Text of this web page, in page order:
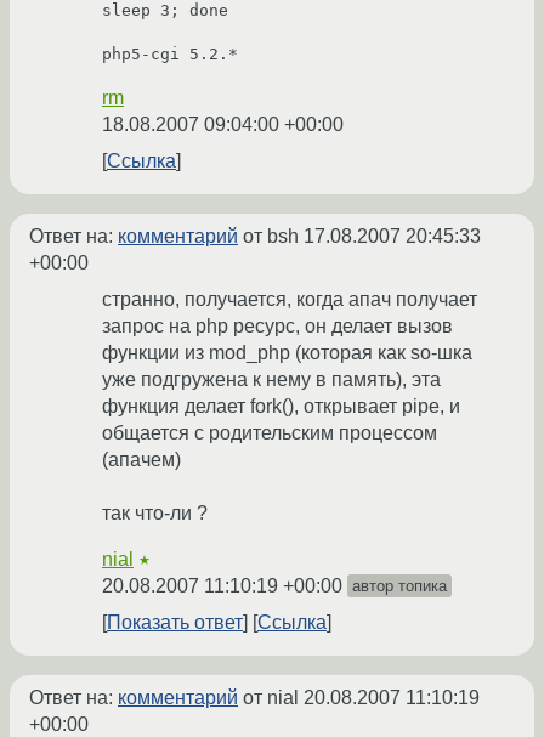
sleep 3; done
rm
18.08.2007 09:04:00 +00:00
Ссылка
Ответ на: комментарий от bsh 17.08.2007 20:45:33
+00:00
странно, получается, когда апач получает
запрос на php ресурс, он делает вызов
функции из mod_php (которая как so-шка
уже подгружена к нему в память), эта
функция делает fork(), открывает pipe, и
общается с родительским процессом
(апачем)
так что-ли ?
nial ★
20.08.2007 11:10:19 +00:00 автор топика
Показать ответ Ссылка
Ответ на: комментарий от nial 20.08.2007 11:10:19
+00:00